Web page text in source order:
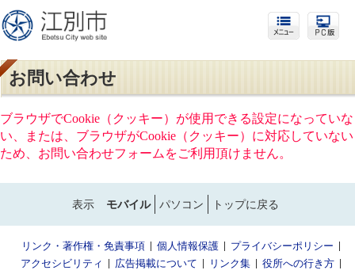
お問い合わせ
ブラウザでCookie（クッキー）が使用できる設定になっていな
い、または、ブラウザがCookie（クッキー）に対応していない
ため、お問い合わせフォームをご利用頂けません。
表示 モバイル パソコン トップに戻る
リンク・著作権・免責事項 個人情報保護
プライバシーポリシー
アクセシビリティ
広告掲載について リンク集
役所への行き方